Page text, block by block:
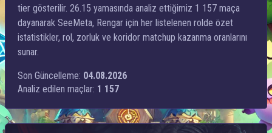
tier gösterilir. 26.15 yamasında analiz ettiğimiz 1 157 maça
dayanarak SeeMeta, Rengar için her listelenen rolde özet
istatistikler, rol, zorluk ve koridor matchup kazanma oranlarını
sunar.
Son Güncelleme: 04.08.2026
Analiz edilen maçlar: 1 157